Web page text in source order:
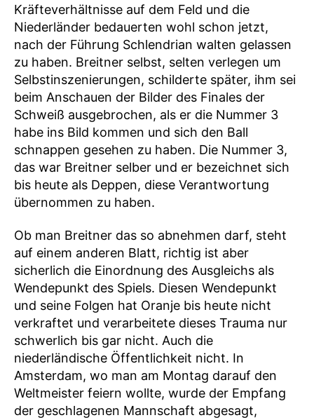
Kräfteverhältnisse auf dem Feld und die
Niederländer bedauerten wohl schon jetzt,
nach der Führung Schlendrian walten gelassen
zu haben. Breitner selbst, selten verlegen um
Selbstinszenierungen, schilderte später, ihm sei
beim Anschauen der Bilder des Finales der
Schweiß ausgebrochen, als er die Nummer 3
habe ins Bild kommen und sich den Ball
schnappen gesehen zu haben. Die Nummer 3,
das war Breitner selber und er bezeichnet sich
bis heute als Deppen, diese Verantwortung
übernommen zu haben.
Ob man Breitner das so abnehmen darf, steht
auf einem anderen Blatt, richtig ist aber
sicherlich die Einordnung des Ausgleichs als
Wendepunkt des Spiels. Diesen Wendepunkt
und seine Folgen hat Oranje bis heute nicht
verkraftet und verarbeitete dieses Trauma nur
schwerlich bis gar nicht. Auch die
niederländische Öffentlichkeit nicht. In
Amsterdam, wo man am Montag darauf den
Weltmeister feiern wollte, wurde der Empfang
der geschlagenen Mannschaft abgesagt,